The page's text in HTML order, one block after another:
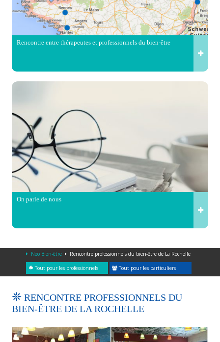
Rencontre entre thérapeutes et professionnels du bien-être
On parle de nous
Neo Bien-être Rencontre professionnels du bien-être de La Rochelle
Tout pour les professionnels Tout pour les particuliers
RENCONTRE PROFESSIONNELS DU
BIEN-ÊTRE DE LA ROCHELLE